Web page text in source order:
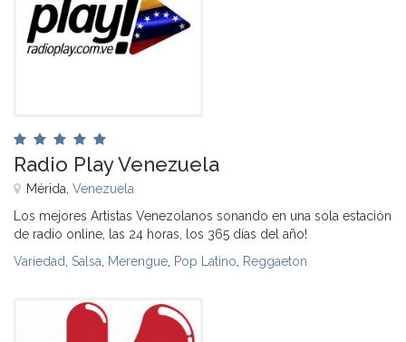
Radio Play Venezuela
Mérida, Venezuela
Los mejores Artistas Venezolanos sonando en una sola estación
de radio online, las 24 horas, los 365 días del año!
Variedad Salsa Merengue Pop Latino Reggaeton